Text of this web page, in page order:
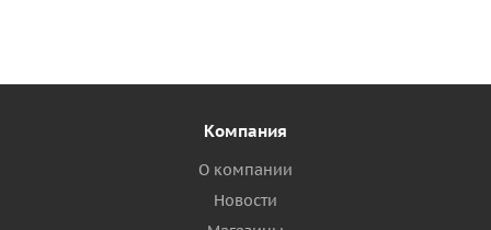
Компания
О компании
Новости